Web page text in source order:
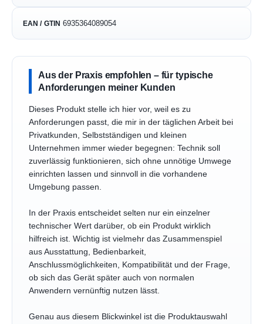
EAN / GTIN 6935364089054
Aus der Praxis empfohlen – für typische
Anforderungen meiner Kunden
Dieses Produkt stelle ich hier vor, weil es zu
Anforderungen passt, die mir in der täglichen Arbeit bei
Privatkunden, Selbstständigen und kleinen
Unternehmen immer wieder begegnen: Technik soll
zuverlässig funktionieren, sich ohne unnötige Umwege
einrichten lassen und sinnvoll in die vorhandene
Umgebung passen.
In der Praxis entscheidet selten nur ein einzelner
technischer Wert darüber, ob ein Produkt wirklich
hilfreich ist. Wichtig ist vielmehr das Zusammenspiel
aus Ausstattung, Bedienbarkeit,
Anschlussmöglichkeiten, Kompatibilität und der Frage,
ob sich das Gerät später auch von normalen
Anwendern vernünftig nutzen lässt.
Genau aus diesem Blickwinkel ist die Produktauswahl